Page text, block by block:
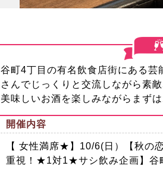
谷町4丁目の有名飲食店街にある芸
さんでじっくりと交流しながら素
美味しいお酒を楽しみながらまず
開催内容
【 女性満席★】10/6(日）【秋の
重視！★1対1★サシ飲み企画】谷